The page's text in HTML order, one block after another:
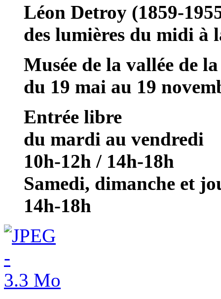
Léon Detroy (1859-
des lumières du midi à
Musée de la vallée de
du 19 mai au 19
Entrée libre
du mardi au vendredi
10h-12h / 14h-18h
Samedi, dimanche et
14h-18h